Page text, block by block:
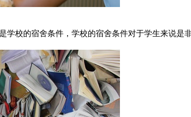
学校的宿舍条件，学校的宿舍条件对于学生来说